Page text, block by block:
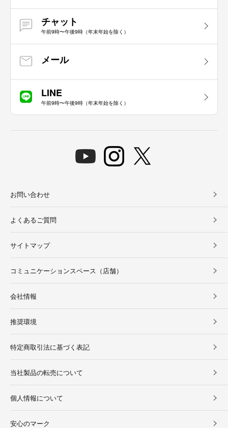
チャット
午前9時〜午後9時（年末年始を除く）
メール
LINE
午前9時〜午後9時（年末年始を除く）
お問い合わせ
よくあるご質問
サイトマップ
コミュニケーションスペース（店舗）
会社情報
推奨環境
特定商取引法に基づく表記
当社製品の転売について
個人情報について
安心のマーク